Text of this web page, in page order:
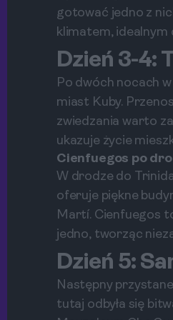
gotować jedno z
klimatem, idealnym
Dzień 3-4:
Po dwóch nocach
miast Kuby.
zwiedzania warto
ukazuje życie
Cienfuegos po
W drodze do
oferuje piękne
Martí. Cienfuegos
jedno, tworząc
Dzień 5:
Następny
tutaj odbyła się